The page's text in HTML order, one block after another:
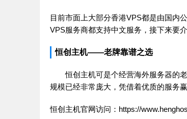
目前市面上大部分香港VPS都是由国内
VPS服务商都支持中文服务，接下来要
恒创主机——老牌靠谱之选
恒创主机可是个经营海外服务器的
规模已经非常庞大，凭借着优质的服务
恒创主机官网访问： https://